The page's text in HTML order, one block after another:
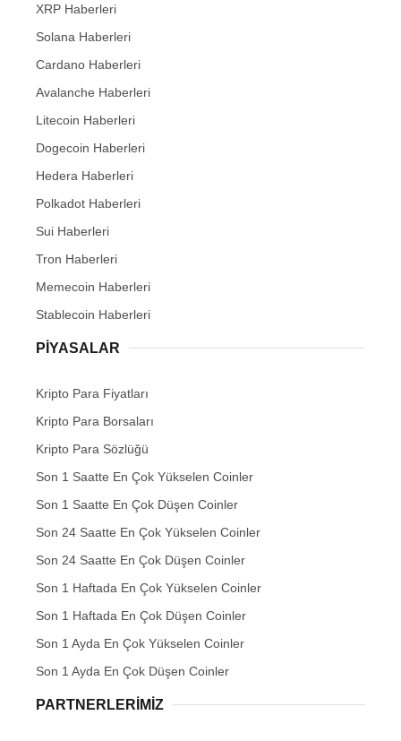
XRP Haberleri
Solana Haberleri
Cardano Haberleri
Avalanche Haberleri
Litecoin Haberleri
Dogecoin Haberleri
Hedera Haberleri
Polkadot Haberleri
Sui Haberleri
Tron Haberleri
Memecoin Haberleri
Stablecoin Haberleri
PIYASALAR
Kripto Para Fiyatları
Kripto Para Borsaları
Kripto Para Sözlüğü
Son 1 Saatte En Çok Yükselen Coinler
Son 1 Saatte En Çok Düşen Coinler
Son 24 Saatte En Çok Yükselen Coinler
Son 24 Saatte En Çok Düşen Coinler
Son 1 Haftada En Çok Yükselen Coinler
Son 1 Haftada En Çok Düşen Coinler
Son 1 Ayda En Çok Yükselen Coinler
Son 1 Ayda En Çok Düşen Coinler
PARTNERLERIMIZ